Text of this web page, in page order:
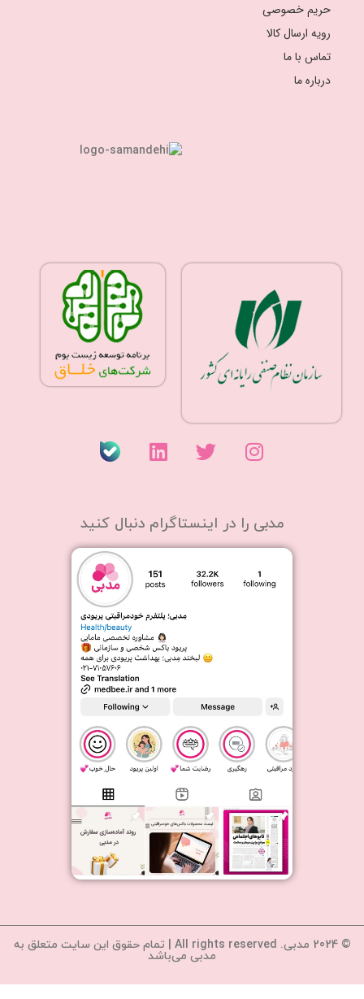
حریم خصوصی
رویه ارسال کالا
تماس با ما
درباره ما
مدبی را در اینستاگرام دنبال کنید
© 2024 مدبی. All rights reserved | تمام حقوق این سایت متعلق به
مدبی می‌باشد